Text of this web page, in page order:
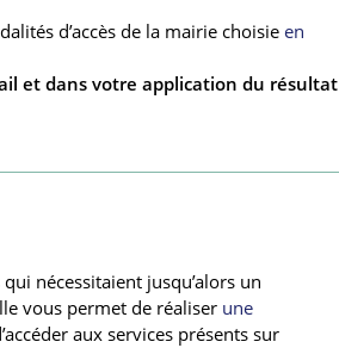
d’accès de la mairie choisie en
et dans votre application du résultat
nécessitaient jusqu’alors un
vous permet de réaliser une
aux services présents sur